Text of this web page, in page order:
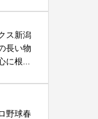
ス新潟
長い物
に根...
野球春